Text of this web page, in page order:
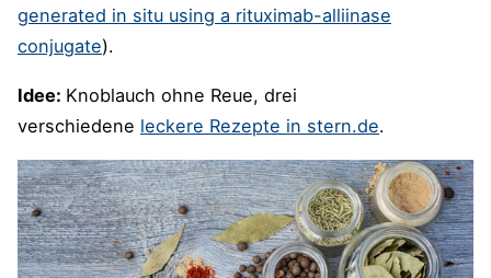
generated in situ using a rituximab-alliinase
conjugate).
Idee: Knoblauch ohne Reue, drei
verschiedene leckere Rezepte in stern.de.